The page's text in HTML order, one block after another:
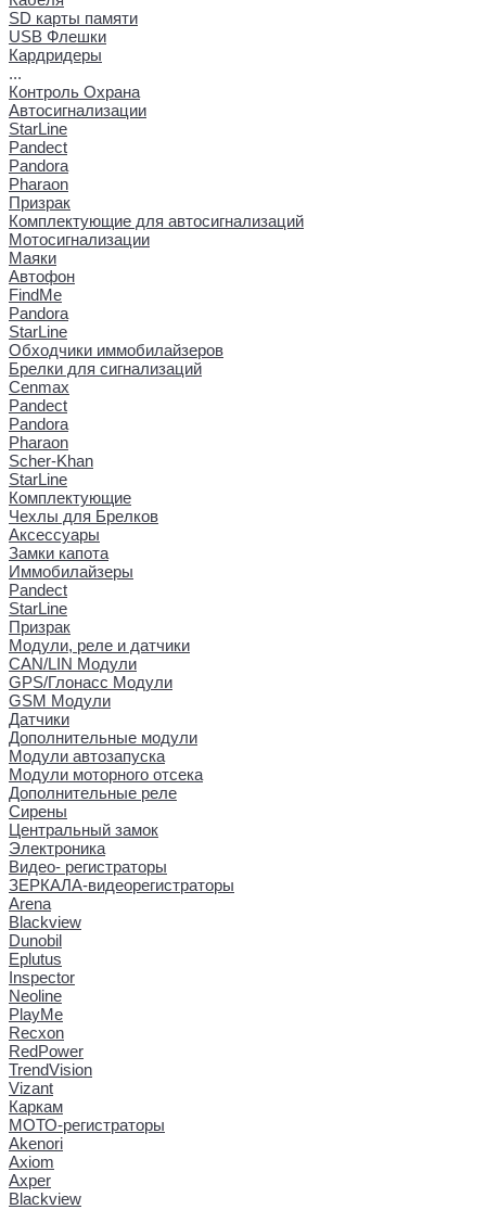
SD карты памяти
USB Флешки
Кардридеры
...
Контроль Охрана
Автосигнализации
StarLine
Pandect
Pandora
Pharaon
Призрак
Комплектующие для автосигнализаций
Мотосигнализации
Маяки
Автофон
FindMe
Pandora
StarLine
Обходчики иммобилайзеров
Брелки для сигнализаций
Cenmax
Pandect
Pandora
Pharaon
Scher-Khan
StarLine
Комплектующие
Чехлы для Брелков
Аксессуары
Замки капота
Иммобилайзеры
Pandect
StarLine
Призрак
Модули, реле и датчики
CAN/LIN Модули
GPS/Глонасс Модули
GSM Модули
Датчики
Дополнительные модули
Модули автозапуска
Модули моторного отсека
Дополнительные реле
Сирены
Центральный замок
Электроника
Видео- регистраторы
ЗЕРКАЛА-видеорегистраторы
Arena
Blackview
Dunobil
Eplutus
Inspector
Neoline
PlayMe
Recxon
RedPower
TrendVision
Vizant
Каркам
МОТО-регистраторы
Akenori
Axiom
Axper
Blackview